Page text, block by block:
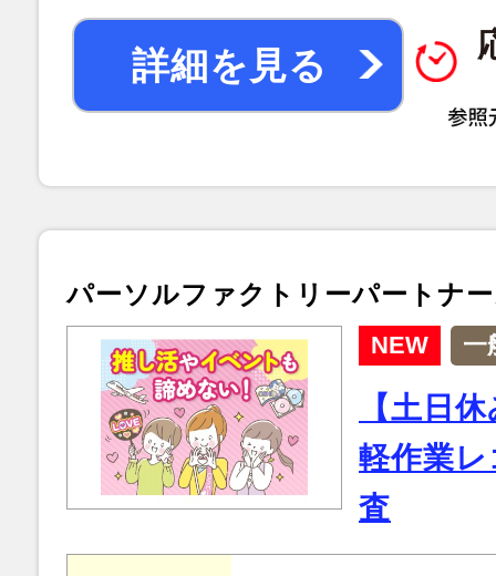
詳細を見る
パーソルファクトリーパートナ
NEW 一
【土日
軽作業
査